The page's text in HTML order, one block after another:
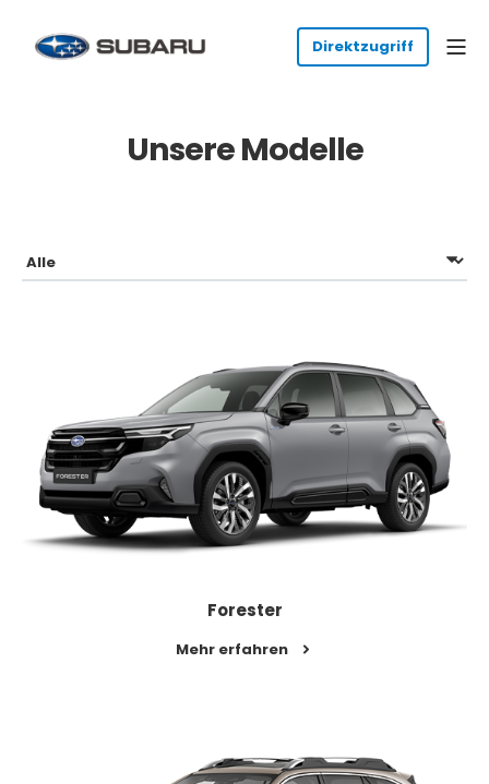
Unsere Modelle
Forester
Mehr erfahren